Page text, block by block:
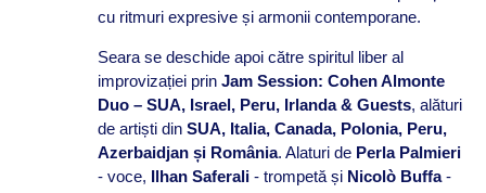
cu ritmuri expresive și armonii contemporane.
Seara se deschide apoi către spiritul liber al
improvizației prin Jam Session: Cohen Almonte
Duo – SUA, Israel, Peru, Irlanda & Guests, alături
de artiști din SUA, Italia, Canada, Polonia, Peru,
Azerbaidjan și România. Alaturi de Perla Palmieri
- voce, Ilhan Saferali- trompetă și Nicolò Buffa-